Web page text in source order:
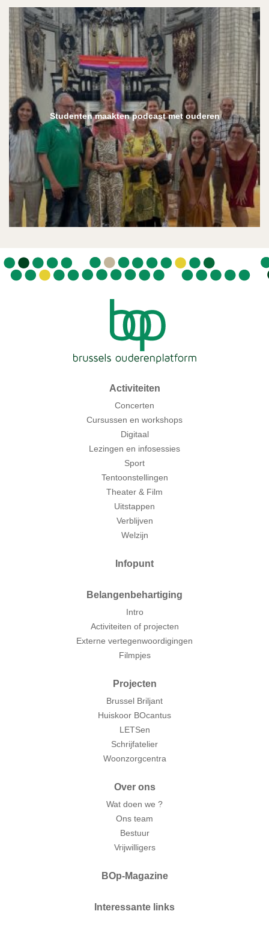
Studenten maakten podcast met ouderen
Activiteiten
Concerten
Cursussen en workshops
Digitaal
Lezingen en infosessies
Sport
Tentoonstellingen
Theater & Film
Uitstappen
Verblijven
Welzijn
Infopunt
Belangenbehartiging
Intro
Activiteiten of projecten
Externe vertegenwoordigingen
Filmpjes
Projecten
Brussel Briljant
Huiskoor BOcantus
LETSen
Schrijfatelier
Woonzorgcentra
Over ons
Wat doen we ?
Ons team
Bestuur
Vrijwilligers
BOp-Magazine
Interessante links